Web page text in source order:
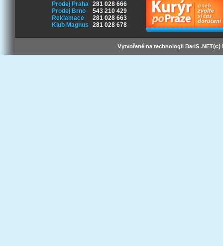
Prodej Praha 281 028 666
Prodej Brno
543 210 429
Reklamace
281 028 663
Klub Magnus
281 028 678
Vytvořené na technologii BarIS .NET(c)